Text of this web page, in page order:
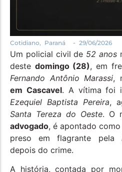
Cotidiano, Paraná - 29/06/2026
Um policial civil de 52 anos
deste domingo (28), em
Fernando Antônio Marassi,
em Cascavel. A vítima foi
Ezequiel Baptista Pereira,
Santa Tereza do Oeste. O
advogado, é apontado
preso em flagrante pela
depois do crime.
A história, contada por